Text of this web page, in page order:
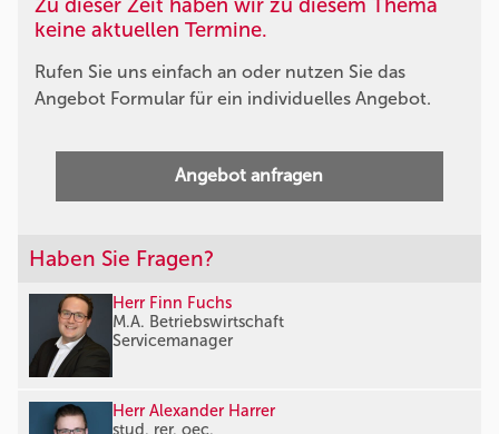
Zu dieser Zeit haben wir zu diesem Thema
keine aktuellen Termine.
Rufen Sie uns einfach an oder nutzen Sie das
Angebot Formular für ein individuelles Angebot.
Angebot anfragen
Haben Sie Fragen?
Herr Finn Fuchs
M.A. Betriebswirtschaft
Servicemanager
Herr Alexander Harrer
stud. rer. oec.